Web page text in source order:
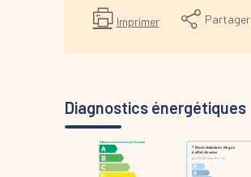
Imprimer Partager
Diagnostics énergétiques